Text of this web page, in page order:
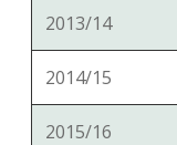
2013/14
2014/15
2015/16